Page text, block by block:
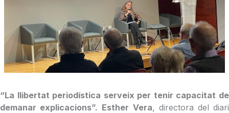
“La llibertat periodística serveix per tenir capacitat de
demanar explicacions”. Esther Vera, directora del diari